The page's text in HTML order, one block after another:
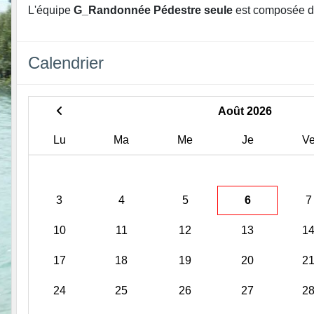
L'équipe G_Randonnée Pédestre seule est composée
Calendrier
Août 2026
Lu Ma Me Je
3 4 5 6 7
10 11 12 13 14
17 18 19 20 21
24 25 26 27 28